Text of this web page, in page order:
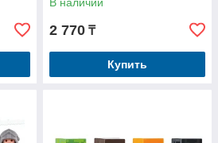
2 770 ₸
Купить